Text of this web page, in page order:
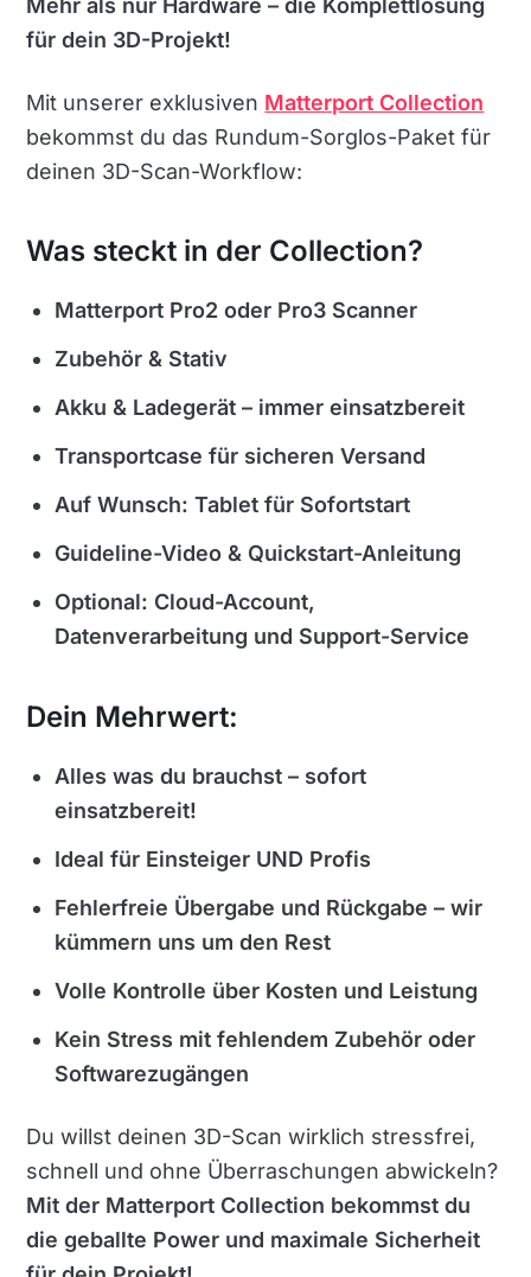
Mehr als nur Hardware – die Komplettlösung
für dein 3D-Projekt!
Mit unserer exklusiven Matterport Collection
bekommst du das Rundum-Sorglos-Paket für
deinen 3D-Scan-Workflow:
Was steckt in der Collection?
Matterport Pro2 oder Pro3 Scanner
Zubehör & Stativ
Akku & Ladegerät – immer einsatzbereit
Transportcase für sicheren Versand
Auf Wunsch: Tablet für Sofortstart
Guideline-Video & Quickstart-Anleitung
Optional: Cloud-Account,
Datenverarbeitung und Support-Service
Dein Mehrwert:
Alles was du brauchst – sofort
einsatzbereit!
Ideal für Einsteiger UND Profis
Fehlerfreie Übergabe und Rückgabe – wir
kümmern uns um den Rest
Volle Kontrolle über Kosten und Leistung
Kein Stress mit fehlendem Zubehör oder
Softwarezugängen
Du willst deinen 3D-Scan wirklich stressfrei,
schnell und ohne Überraschungen abwickeln?
Mit der Matterport Collection bekommst du
die geballte Power und maximale Sicherheit